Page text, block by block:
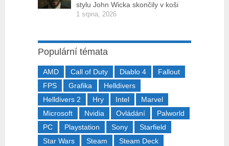
stylu John Wicka skončily v koši
1 srpna, 2026
Populární témata
AMD Call of Duty Diablo 4
Fallout
FPS
Grafika
Helldivers
Helldivers 2
Hry Intel
Marvel
Microsoft
Nvidia Ovládání
Palworld
PC
Playstation Sony
Starfield
Star Wars
Steam
Steam Deck